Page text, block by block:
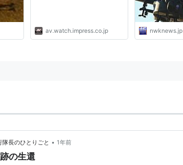
av.watch.impress.co.jp nwknews.jp
長のひとりごと • 1年前
の生還